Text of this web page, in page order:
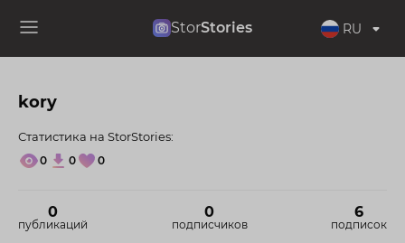
StorStories RU
kory
0
публикаций
0
подписчиков
6
подписок
Статистика на StorStories:
0 0 0